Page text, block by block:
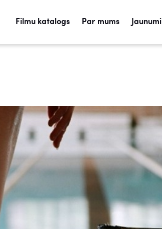
Filmu katalogs Par mums Jaunumi